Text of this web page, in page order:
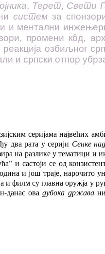
, Терет, Свети
систем за
и ментални
промени кôд,
озбиљног
и српски отпор
серијама највећих
два рата у серији Сенке
на разлике у тематици
и састоји се од
и још траје, нарочито
и филм су главна оружја у
данас овадубока држава